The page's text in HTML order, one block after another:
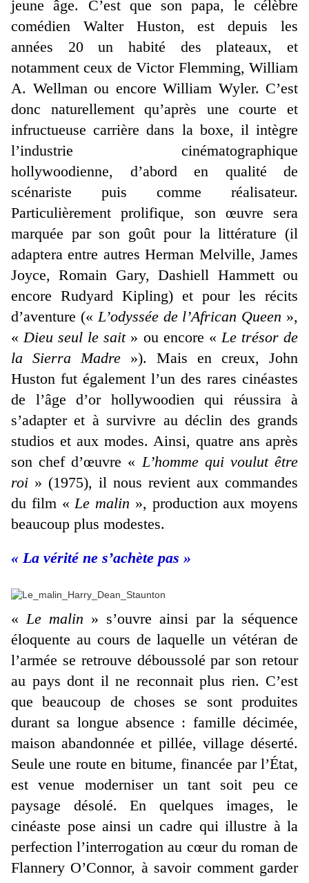
jeune âge. C’est que son papa, le célèbre
comédien Walter Huston, est depuis les
années 20 un habité des plateaux, et
notamment ceux de Victor Flemming, William
A. Wellman ou encore William Wyler. C’est
donc naturellement qu’après une courte et
infructueuse carrière dans la boxe, il intègre
l’industrie cinématographique
hollywoodienne, d’abord en qualité de
scénariste puis comme réalisateur.
Particulièrement prolifique, son œuvre sera
marquée par son goût pour la littérature (il
adaptera entre autres Herman Melville, James
Joyce, Romain Gary, Dashiell Hammett ou
encore Rudyard Kipling) et pour les récits
d’aventure («L’odyssée de l’African Queen »,
«Dieu seul le sait» ou encore «Le trésor de
la Sierra Madre »). Mais en creux, John
Huston fut également l’un des rares cinéastes
de l’âge d’or hollywoodien qui réussira à
s’adapter et à survivre au déclin des grands
studios et aux modes. Ainsi, quatre ans après
son chef d’œuvre «L’homme qui voulut être
roi » (1975), il nous revient aux commandes
du film «Le malin », production aux moyens
beaucoup plus modestes.
« La vérité ne s’achète pas »
«Le malin » s’ouvre ainsi par la séquence
éloquente au cours de laquelle un vétéran de
l’armée se retrouve déboussolé par son retour
au pays dont il ne reconnait plus rien. C’est
que beaucoup de choses se sont produites
durant sa longue absence : famille décimée,
maison abandonnée et pillée, village déserté.
Seule une route en bitume, financée par l’État,
est venue moderniser un tant soit peu ce
paysage désolé. En quelques images, le
cinéaste pose ainsi un cadre qui illustre à la
perfection l’interrogation au cœur du roman de
Flannery O’Connor, à savoir comment garder